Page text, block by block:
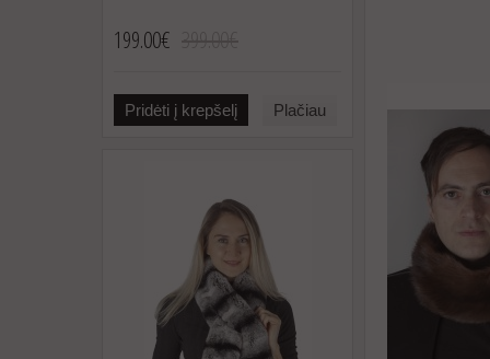
199.00€
Pridėti į krepšelį Plačiau